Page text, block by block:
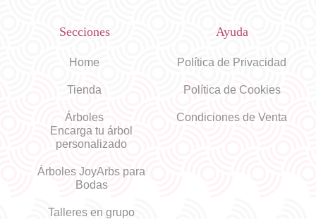
Secciones
Home
Tienda
Árboles
Encarga tu árbol
personalizado
Árboles JoyArbs para
Bodas
Talleres en grupo
Ayuda
Política de Privacidad
Política de Cookies
Condiciones de Venta